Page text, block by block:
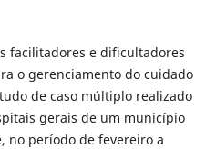
facilitadores e dificultadores
o gerenciamento do cuidado
de caso múltiplo realizado
gerais de um município
no período de fevereiro a